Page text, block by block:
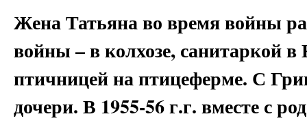
Жена Татьяна во время войны
войны – в колхозе, санитаркой
птичницей на птицеферме. С
дочери. В 1955-56 г.г. вместе с